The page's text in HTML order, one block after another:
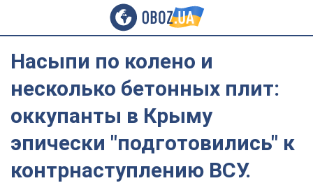
Насыпи по колено и
несколько бетонных плит:
оккупанты в Крыму
эпически "подготовились" к
контрнаступлению ВСУ.